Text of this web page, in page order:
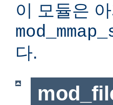
이 모듈은
다.